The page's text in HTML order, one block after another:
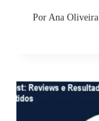
Por Ana Oliveira